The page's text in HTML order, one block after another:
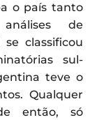
o país tanto
de
classificou
sul-
teve o
Qualquer
então, só